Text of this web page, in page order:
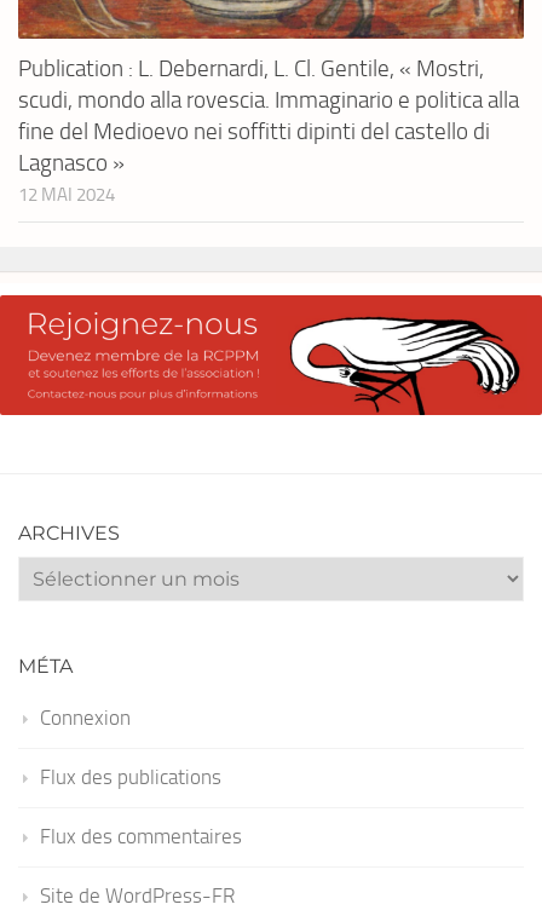
Publication : L. Debernardi, L. Cl. Gentile, « Mostri,
scudi, mondo alla rovescia. Immaginario e politica alla
fine del Medioevo nei soffitti dipinti del castello di
Lagnasco »
12 MAI 2024
ARCHIVES
Archives
MÉTA
Connexion
Flux des publications
Flux des commentaires
Site de WordPress-FR